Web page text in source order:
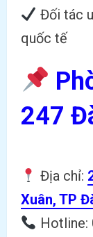
Đối tác
quốc tế
247
Địa chỉ:
Xuân, TP
Hotline: